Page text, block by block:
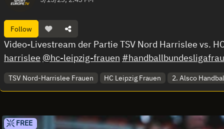
Follow
Video-Livestream der Partie TSV Nord Harrislee vs.
harrislee @hc-leipzig-frauen
TSV Nord-Harrislee Frauen HC Leipzig Frauen 2. Alsco
FREE